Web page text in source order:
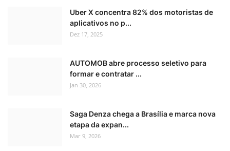
Uber X concentra 82% dos motoristas de
aplicativos no p...
Dez 17, 2025
AUTOMOB abre processo seletivo para
formar e contratar ...
Jan 30, 2026
Saga Denza chega a Brasília e marca nova
etapa da expan...
Mar 9, 2026